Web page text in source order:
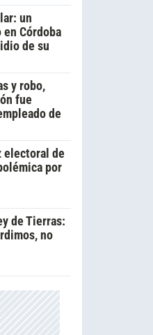
un
Córdoba
de su
y robo,
fue
de
electoral de
por
de Tierras:
no